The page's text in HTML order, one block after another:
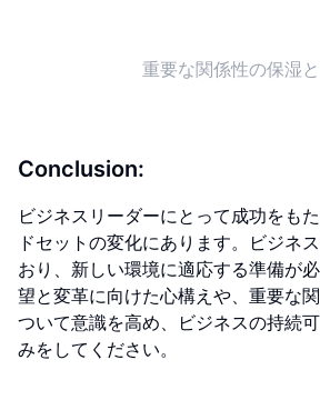
望と変革に向けた心構えや、重要な
ビジネスガレージ
王国ビジネス
ビジネスの持続可能性
ビジネス展望
ビジネスリーダー